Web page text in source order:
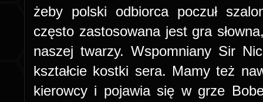
żeby polski odbiorca poczuł
często zastosowana jest gra
naszej twarzy. Wspomniany Sir
kształcie kostki sera. Mamy też
kierowcy i pojawia się w grze